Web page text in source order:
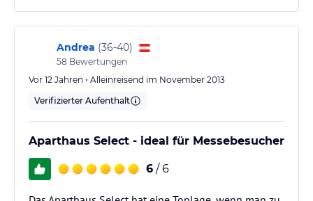
Andrea (36-40)
58 Bewertungen
Vor 12 Jahren • Alleinreisend im November 2013
Verifizierter Aufenthalt
Aparthaus Select - ideal für Messebesucher
6 / 6